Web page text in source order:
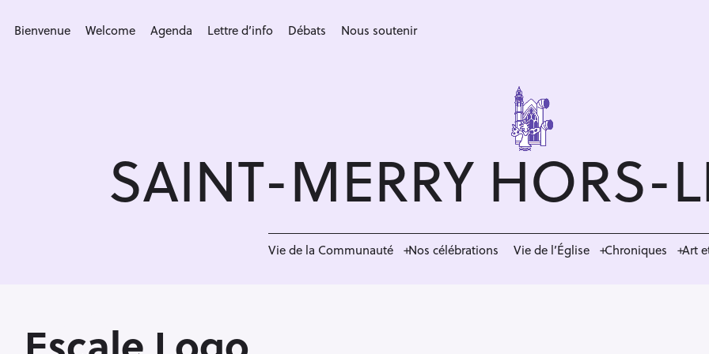
Bienvenue Welcome Agenda Lettre d’info Débats Nous soutenir
SAINT-MERRY HORS-
Vie de la Communauté Nos célébrations Vie de l’Église Chroniques Art